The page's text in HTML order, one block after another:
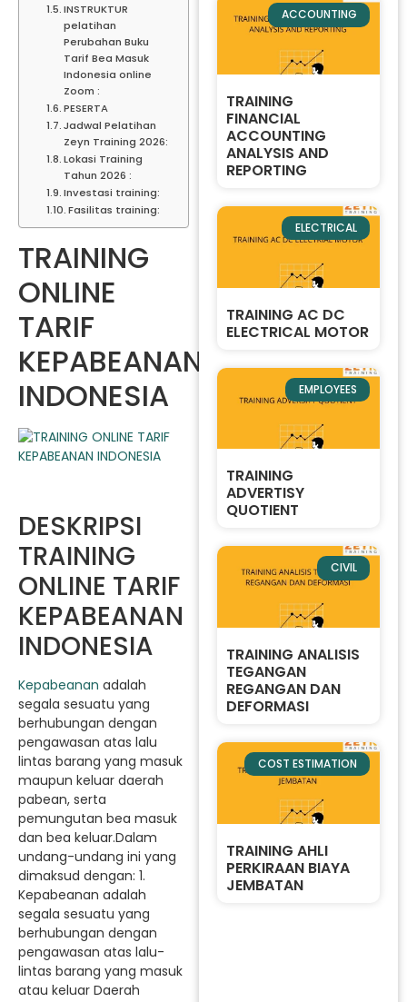
INSTRUKTUR
pelatihan
Perubahan Buku
Tarif Bea Masuk
Indonesia online
Zoom :
PESERTA
Jadwal Pelatihan
Zeyn Training 2026:
Lokasi Training
Tahun 2026 :
Investasi training:
Fasilitas training:
TRAINING
ONLINE
TARIF
KEPABEANAN
INDONESIA
DESKRIPSI
TRAINING
ONLINE TARIF
KEPABEANAN
INDONESIA
Kepabeanan adalah
segala sesuatu yang
berhubungan dengan
pengawasan atas lalu
lintas barang yang masuk
maupun keluar daerah
pabean, serta
pemungutan bea masuk
dan bea keluar.Dalam
undang-undang ini yang
dimaksud dengan: 1.
Kepabeanan adalah
segala sesuatu yang
berhubungan dengan
pengawasan atas lalu-
lintas barang yang masuk
atau keluar Daerah
ACCOUNTING
TRAINING
FINANCIAL
ACCOUNTING
ANALYSIS AND
REPORTING
ELECTRICAL
TRAINING AC DC
ELECTRICAL MOTOR
EMPLOYEES
TRAINING
ADVERTISY
QUOTIENT
CIVIL
TRAINING ANALISIS
TEGANGAN
REGANGAN DAN
DEFORMASI
COST ESTIMATION
TRAINING AHLI
PERKIRAAN BIAYA
JEMBATAN